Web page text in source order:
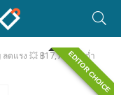
ดแรง 💥 ฿17,777 ขั้นต่ำ
EDITOR CHOICE